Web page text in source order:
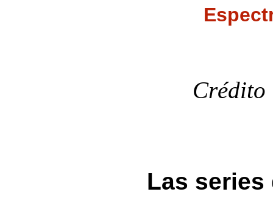
Las series